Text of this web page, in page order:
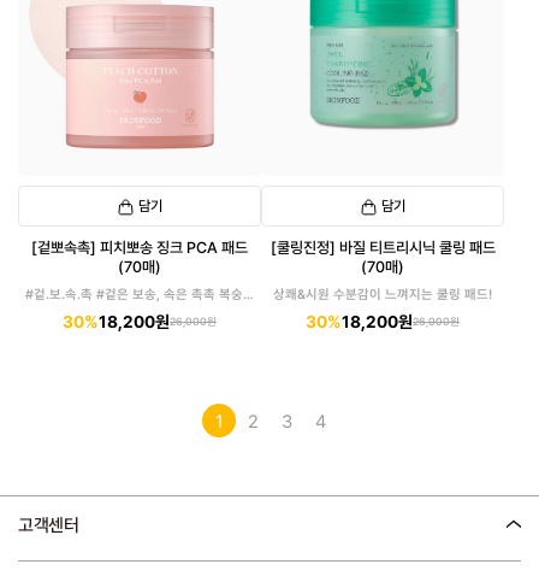
담기
[겉뽀속촉] 피치뽀송 징크 PCA 패드
(70매)
#겉.보.속.촉 #겉은 보송, 속은 촉촉 복숭아
30%18,200원26,000원
담기
[쿨링진정] 바질 티트리시닉 쿨링 패드
(70매)
상쾌&시원 수분감이 느껴지는 쿨링 패드!
30%18,200원26,000원
1 2 3 4
고객센터